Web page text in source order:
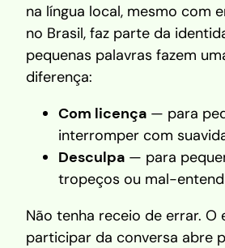
na língua local, mesmo com
no Brasil, faz parte da
pequenas palavras fazem
diferença:
Com licença — para
interromper com
Desculpa — para
tropeços ou mal-
Não tenha receio de errar. O
participar da conversa abre